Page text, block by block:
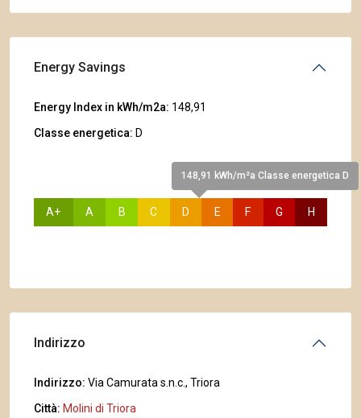
Energy Savings
Energy Index in kWh/m2a: 148,91
Classe energetica: D
A+ A B C
148,91 kWh/m²a Classe energetica D
D E F G H
Indirizzo
Indirizzo: Via Camurata s.n.c., Triora
Città: Molini di Triora